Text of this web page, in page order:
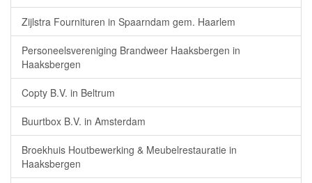
Zijlstra Fournituren in Spaarndam gem. Haarlem
Personeelsvereniging Brandweer Haaksbergen in
Haaksbergen
Copty B.V. in Beltrum
Buurtbox B.V. in Amsterdam
Broekhuis Houtbewerking & Meubelrestauratie in
Haaksbergen